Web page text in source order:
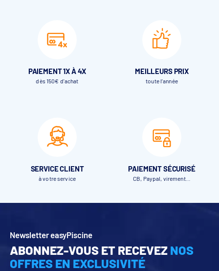
PAIEMENT 1X À 4X
dès 150€ d'achat
MEILLEURS PRIX
toute l’année
SERVICE CLIENT
à votre service
PAIEMENT SÉCURISÉ
CB, Paypal, virement…
Newsletter easyPiscine
ABONNEZ-VOUS ET RECEVEZ NOS
OFFRES EN EXCLUSIVITÉ